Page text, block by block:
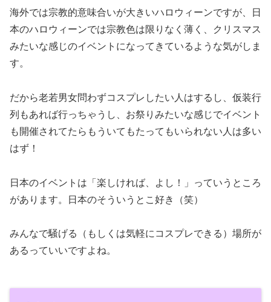
海外では宗教的意味合いが大きいハロウィーンですが、日
本のハロウィーンでは宗教色は限りなく薄く、クリスマス
みたいな感じのイベントになってきているような気がしま
す。
だから老若男女問わずコスプレしたい人はするし、仮装行
列もあれば行っちゃうし、お祭りみたいな感じでイベント
も開催されてたらもういてもたってもいられない人は多い
はず！
日本のイベントは「楽しければ、よし！」っていうところ
があります。日本のそういうとこ好き（笑）
みんなで騒げる（もしくは気軽にコスプレできる）場所が
あるっていいですよね。